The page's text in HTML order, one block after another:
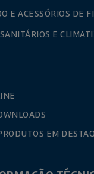
E ACESSÓRIOS DE
E
EM